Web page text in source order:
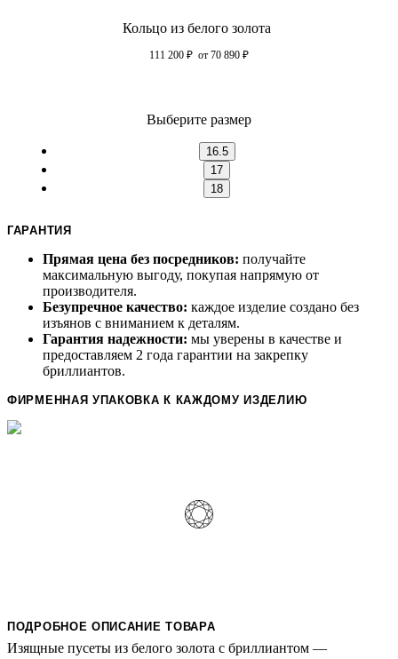
Кольцо из белого золота
111 200 ₽ от 70 890 ₽
Выберите размер
16.5
17
18
ГАРАНТИЯ
Прямая цена без посредников: получайте
максимальную выгоду, покупая напрямую от
производителя.
Безупречное качество: каждое изделие создано без
изъянов с вниманием к деталям.
Гарантия надежности: мы уверены в качестве и
предоставляем 2 года гарантии на закрепку
бриллиантов.
ФИРМЕННАЯ УПАКОВКА К КАЖДОМУ ИЗДЕЛИЮ
ПОДРОБНОЕ ОПИСАНИЕ ТОВАРА
Изящные пусеты из белого золота с бриллиантом —